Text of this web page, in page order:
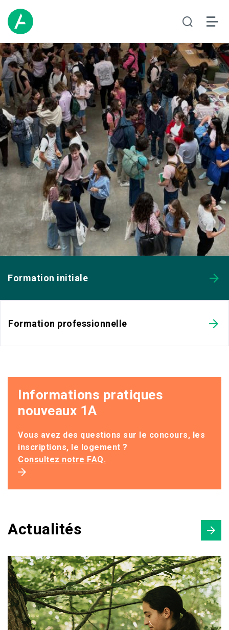
Formation initiale
Formation professionnelle
Informations pratiques
nouveaux 1A
Vous avez des questions sur le concours, les
inscriptions, le logement ?
Consultez notre FAQ.
Actualités